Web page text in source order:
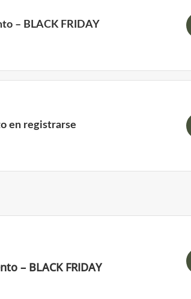
– BLACK FRIDAY
en registrarse
– BLACK FRIDAY